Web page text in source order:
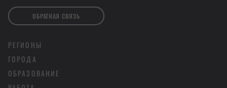
РЕГИОНЫ
ГОРОДА
ОБРАЗОВАНИЕ
ОБРАТНАЯ СВЯЗЬ